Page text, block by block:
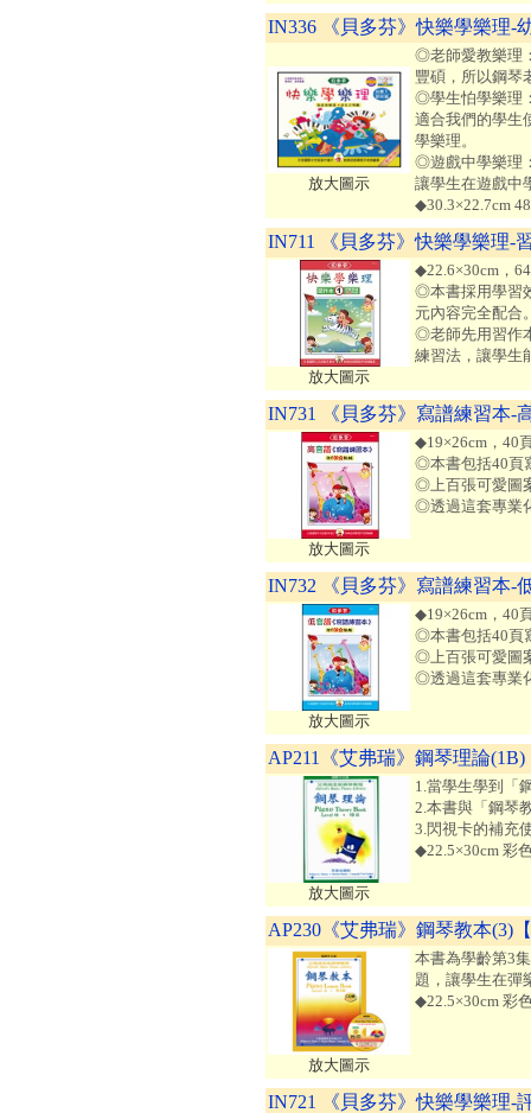
IN336 《貝多芬》快樂學樂理-
放大圖示
◎老師愛教樂理
豐碩，所以鋼琴
◎學生怕學樂理
適合我們的學生
學樂理。
◎遊戲中學樂理
讓學生在遊戲中
◆30.3×22.7cm
IN711 《貝多芬》快樂學樂理-
放大圖示
◆22.6×30cm，
◎本書採用學習
元內容完全配合
◎老師先用習作
練習法，讓學生
IN731 《貝多芬》寫譜練習本-
放大圖示
◆19×26cm，40
◎本書包括40頁
◎上百張可愛圖
◎透過這套專業
IN732 《貝多芬》寫譜練習本-
放大圖示
◆19×26cm，40
◎本書包括40頁
◎上百張可愛圖
◎透過這套專業
AP211《艾弗瑞》鋼琴理論(1B)
放大圖示
1.當學生學到「
2.本書與「鋼琴
3.閃視卡的補充
◆22.5×30cm 彩
AP230《艾弗瑞》鋼琴教本(3)
放大圖示
本書為學齡第3
題，讓學生在彈
◆22.5×30cm 彩
IN721 《貝多芬》快樂學樂理-